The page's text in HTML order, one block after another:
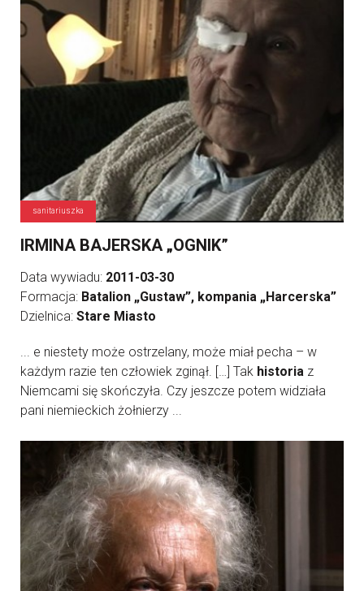
sanitariuszka
IRMINA BAJERSKA „OGNIK”
Data wywiadu: 2011-03-30
Formacja: Batalion „Gustaw”, kompania „Harcerska”
Dzielnica: Stare Miasto
... e niestety może ostrzelany, może miał pecha – w
każdym razie ten człowiek zginął. […] Tak historia z
Niemcami się skończyła. Czy jeszcze potem widziała
pani niemieckich żołnierzy ...